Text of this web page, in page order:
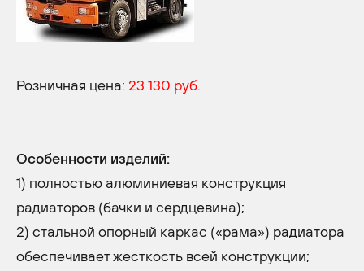
Розничная цена: 23 130 руб.
Особенности изделий:
1) полностью алюминиевая конструкция
радиаторов (бачки и сердцевина);
2) стальной опорный каркас («рама») радиатора
обеспечивает жесткость всей конструкции;